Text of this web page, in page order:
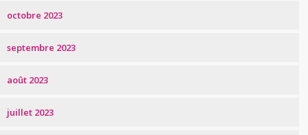
octobre 2023
septembre 2023
août 2023
juillet 2023